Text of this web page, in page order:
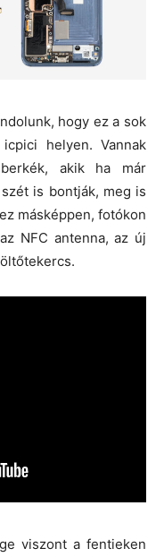
hogy ez a sok
helyen. Vannak
akik ha már
is bontják, meg is
másképpen, fotókon
NFC antenna, az új
viszont a fentieken